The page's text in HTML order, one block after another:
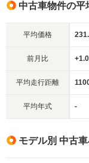
中古車物件の平
平均価格
前月比
平均走行距離
平均年式 -
モデル別 中古